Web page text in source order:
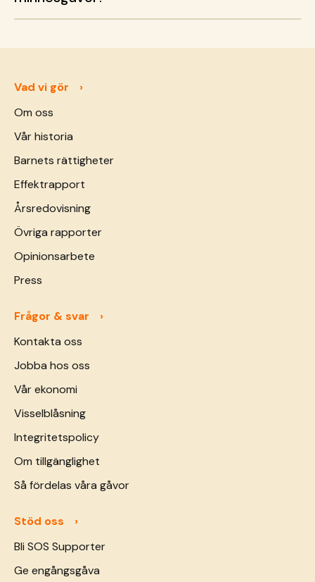
Vad vi gör
Om oss
Vår historia
Barnets rättigheter
Effektrapport
Årsredovisning
Övriga rapporter
Opinionsarbete
Press
Frågor & svar
Kontakta oss
Jobba hos oss
Vår ekonomi
Visselblåsning
Integritetspolicy
Om tillgänglighet
Så fördelas våra gåvor
Stöd oss
Bli SOS Supporter
Ge engångsgåva